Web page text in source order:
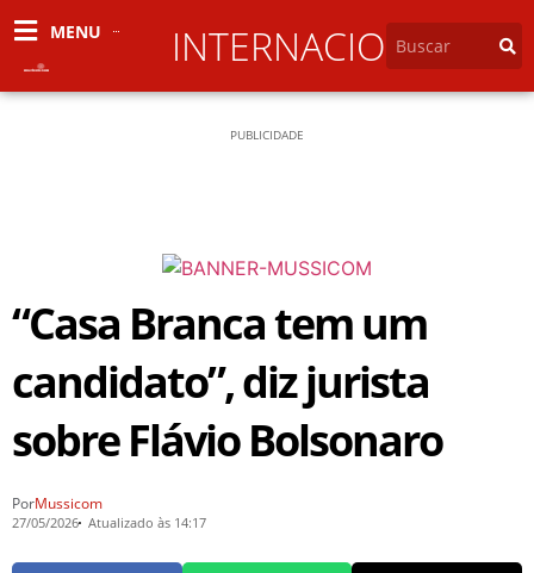
MENU INTERNACIONAL
PUBLICIDADE
“Casa Branca tem um
candidato”, diz jurista
sobre Flávio Bolsonaro
PorMussicom
27/05/2026 Atualizado às 14:17